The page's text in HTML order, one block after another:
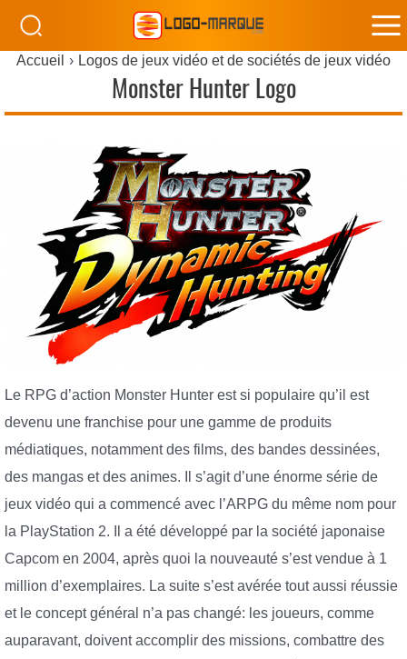
Accueil Logos de jeux vidéo et de sociétés de jeux vidéo
Monster Hunter Logo
Le RPG d’action Monster Hunter est si populaire qu’il est
devenu une franchise pour une gamme de produits
médiatiques, notamment des films, des bandes dessinées,
des mangas et des animes. Il s’agit d’une énorme série de
jeux vidéo qui a commencé avec l’ARPG du même nom pour
la PlayStation 2. Il a été développé par la société japonaise
Capcom en 2004, après quoi la nouveauté s’est vendue à 1
million d’exemplaires. La suite s’est avérée tout aussi réussie
et le concept général n’a pas changé: les joueurs, comme
auparavant, doivent accomplir des missions, combattre des